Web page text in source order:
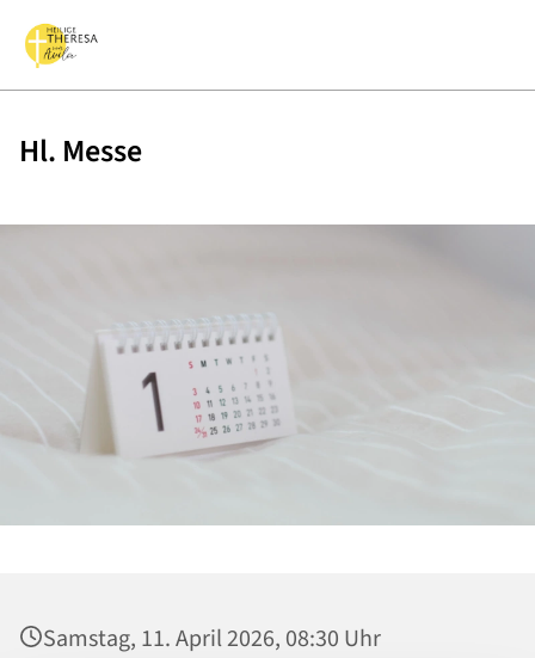
Hl. Messe
Samstag, 11. April 2026, 08:30 Uhr